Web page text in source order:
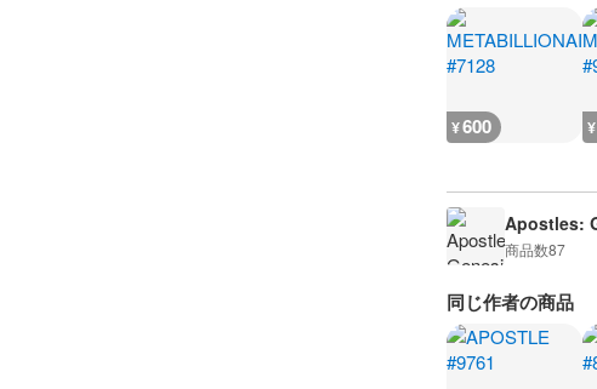
¥600 ¥
Apostles:
商品数87
同じ作者の商品